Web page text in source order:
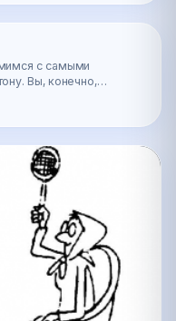
с самыми
Вы, конечно,